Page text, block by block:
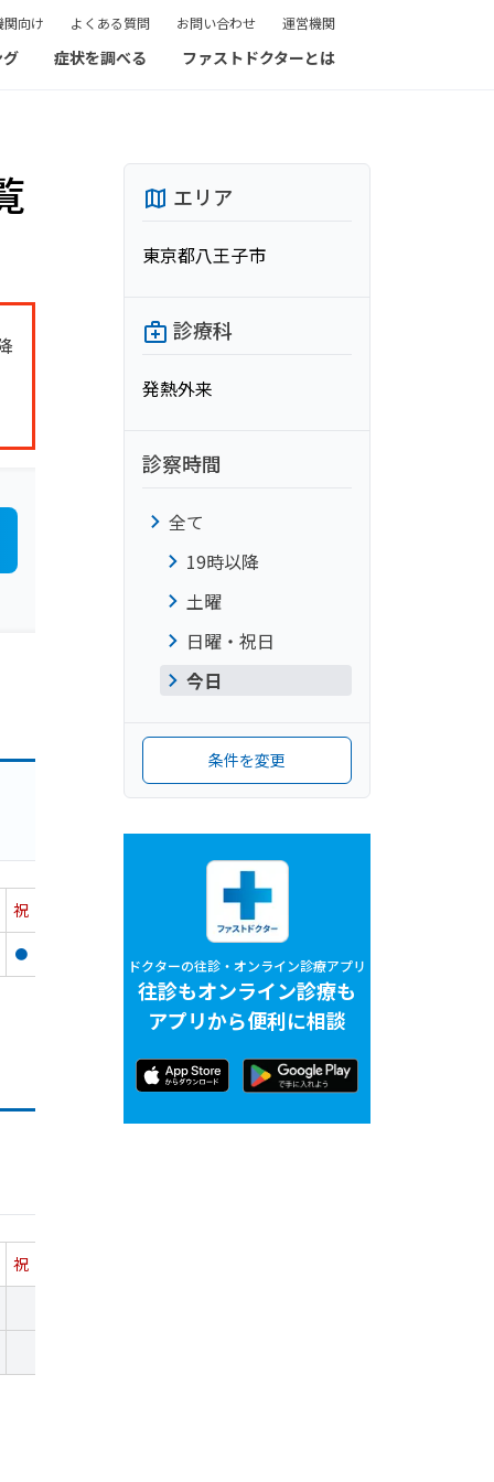
関向け よくある質問 お問い合わせ 運営機関
症状を調べる ファストドクターとは
祝
●
祝
エリア
東京都八王子市
診療科
発熱外来
診察時間
全て
19時以降
土曜
日曜・祝日
今日
条件を変更
ドクターの往診・オンライン診療アプリ
往診もオンライン診療も
アプリから便利に相談